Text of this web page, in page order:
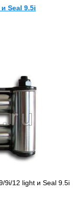
Seal 9.5i
9i/12 light и Seal 9.5i